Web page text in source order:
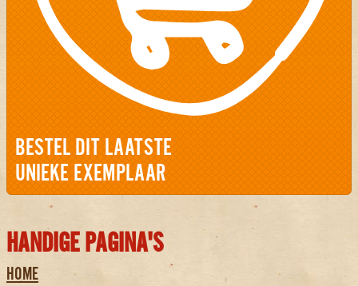
BESTEL DIT LAATSTE
UNIEKE EXEMPLAAR
HANDIGE PAGINA'S
HOME